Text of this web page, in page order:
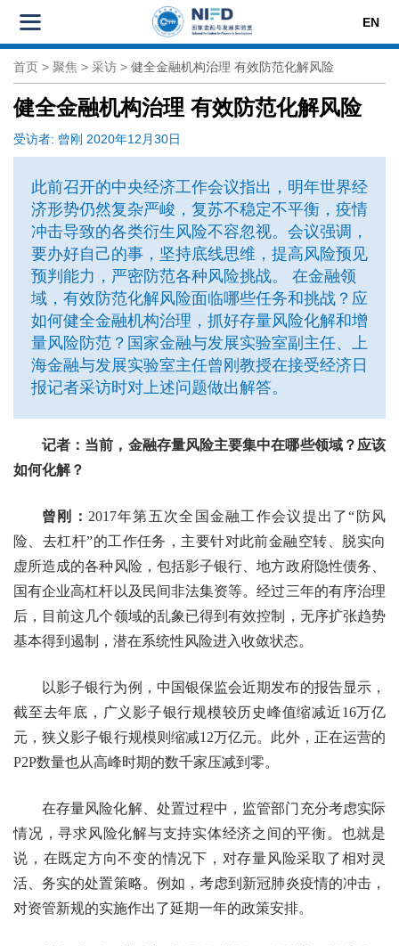
EN
首页 > 聚焦 > 采访 > 健全金融机构治理 有效防范化解风险
健全金融机构治理 有效防范化解风险
受访者: 曾刚 2020年12月30日
此前召开的中央经济工作会议指出，明年世界经
济形势仍然复杂严峻，复苏不稳定不平衡，疫情
冲击导致的各类衍生风险不容忽视。会议强调，
要办好自己的事，坚持底线思维，提高风险预见
预判能力，严密防范各种风险挑战。 在金融领
域，有效防范化解风险面临哪些任务和挑战？应
如何健全金融机构治理，抓好存量风险化解和增
量风险防范？国家金融与发展实验室副主任、上
海金融与发展实验室主任曾刚教授在接受经济日
报记者采访时对上述问题做出解答。
记者：当前，金融存量风险主要集中在哪些领域？应该
如何化解？
曾刚： 2017年第五次全国金融工作会议提出了“防风
险、去杠杆”的工作任务，主要针对此前金融空转、脱实向
虚所造成的各种风险，包括影子银行、地方政府隐性债务、
国有企业高杠杆以及民间非法集资等。经过三年的有序治理
后，目前这几个领域的乱象已得到有效控制，无序扩张趋势
基本得到遏制，潜在系统性风险进入收敛状态。
以影子银行为例，中国银保监会近期发布的报告显示，
截至去年底，广义影子银行规模较历史峰值缩减近16万亿
元，狭义影子银行规模则缩减12万亿元。此外，正在运营的
P2P数量也从高峰时期的数千家压减到零。
在存量风险化解、处置过程中，监管部门充分考虑实际
情况，寻求风险化解与支持实体经济之间的平衡。也就是
说，在既定方向不变的情况下，对存量风险采取了相对灵
活、务实的处置策略。例如，考虑到新冠肺炎疫情的冲击，
对资管新规的实施作出了延期一年的政策安排。